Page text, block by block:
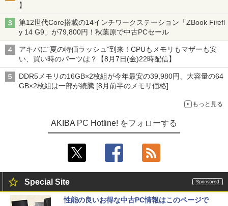
】
第12世代Core搭載の14インチワークステーション「ZBook Firefl
y 14 G9」が79,800円！秋葉原で中古PCセール
アキバに“夏の特価ラッシュ”到来！CPUもメモリもマザーも安
い、買い時のパーツは？【8月7日(金)22時配信】
DDR5メモリの16GB×2枚組が今年最安の39,980円、大容量の64
GB×2枚組は一部が続騰 [8月前半のメモリ価格]
もっと見る
AKIBA PC Hotline! をフォローする
Special Site
性能の良いお得な中古PC情報はこのページで